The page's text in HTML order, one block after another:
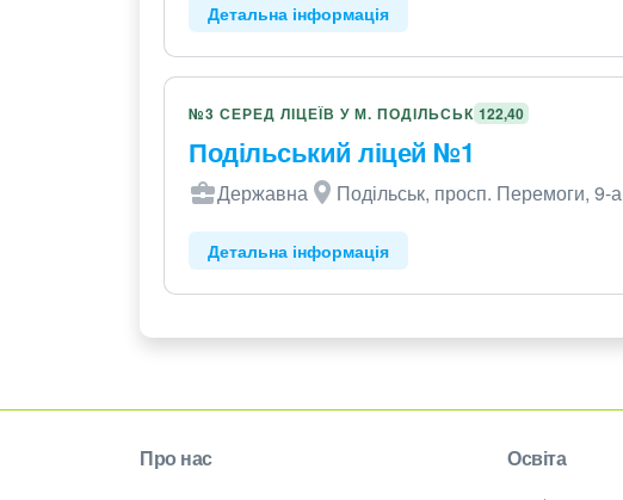
Детальна інформація
№3 СЕРЕД ЛІЦЕЇВ У М. ПОДІЛЬСЬК 122,40
Подільський ліцей №1
Державна Подільськ, просп. Перемоги, 9-а
Детальна інформація
Про нас Освіта